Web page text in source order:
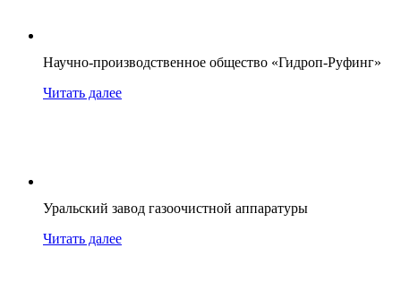
Научно-производственное общество «Гидроп-Руфинг»
Читать далее
Уральский завод газоочистной аппаратуры
Читать далее